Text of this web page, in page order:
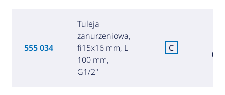
555 034
Tuleja
zanurzeniowa,
fi15x16 mm, L
100 mm,
G1/2"
C